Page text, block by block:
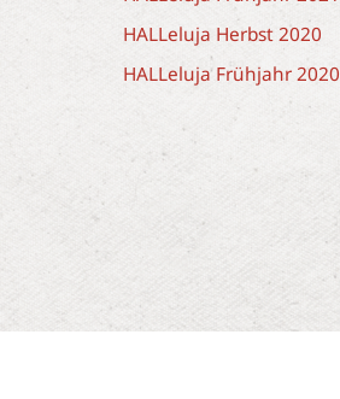
HALLeluja Herbst 2020
HALLeluja Frühjahr 2020